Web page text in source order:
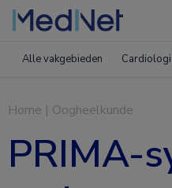
Alle vakgebieden
Home | Oogheelkunde
PRIMA-